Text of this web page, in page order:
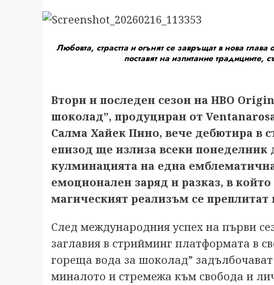
Любовта, страстта и огънят се завръщат в нова
поставят на изпитание традициите,
Втори и последен сезон на HBO
шоколад”, продуциран от
Салма Хайек Пино, вече дебютира в
епизод ще излиза всеки понеделник
кулминацията на една
емоционален заряд и разказ, в
магическият реализъм се преплитат
След международния успех на първи
заглавия в стрийминг платформата в
гореща вода за шоколад”
миналото и стремежа към свобода и